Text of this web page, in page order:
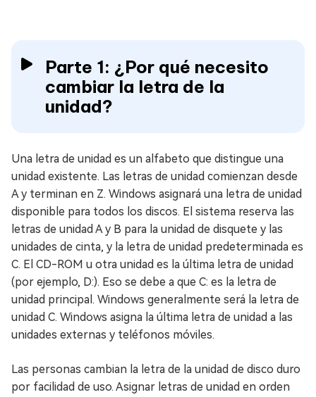
Parte 1: ¿Por qué necesito
cambiar la letra de la
unidad?
Una letra de unidad es un alfabeto que distingue una
unidad existente. Las letras de unidad comienzan desde
A y terminan en Z. Windows asignará una letra de unidad
disponible para todos los discos. El sistema reserva las
letras de unidad A y B para la unidad de disquete y las
unidades de cinta, y la letra de unidad predeterminada es
C. El CD-ROM u otra unidad es la última letra de unidad
(por ejemplo, D:). Eso se debe a que C: es la letra de
unidad principal. Windows generalmente será la letra de
unidad C. Windows asigna la última letra de unidad a las
unidades externas y teléfonos móviles.
Las personas cambian la letra de la unidad de disco duro
por facilidad de uso. Asignar letras de unidad en orden